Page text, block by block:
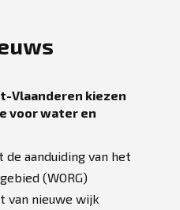
Vlaanderen kiezen
voor water en
de aanduiding van het
(WORG)
van nieuwe wijk